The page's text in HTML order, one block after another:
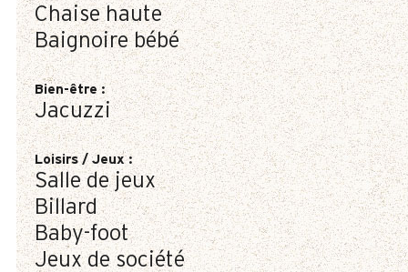
Chaise haute
Baignoire bébé
Bien-être:
Jacuzzi
Loisirs / Jeux:
Salle de jeux
Billard
Baby-foot
Jeux de société